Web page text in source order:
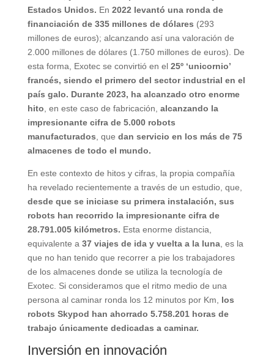
Estados Unidos. En 2022 levantó una ronda de
financiación de 335 millones de dólares (293
millones de euros); alcanzando así una valoración de
2.000 millones de dólares (1.750 millones de euros). De
esta forma, Exotec se convirtió en el 25º ‘unicornio’
francés, siendo el primero del sector industrial en el
país galo. Durante 2023, ha alcanzado otro enorme
hito , en este caso de fabricación, alcanzando la
impresionante cifra de 5.000 robots
manufacturados , que dan servicio en los más de 75
almacenes de todo el mundo.
En este contexto de hitos y cifras, la propia compañía
ha revelado recientemente a través de un estudio, que,
desde que se iniciase su primera instalación, sus
robots han recorrido la impresionante cifra de
28.791.005 kilómetros. Esta enorme distancia,
equivalente a 37 viajes de ida y vuelta a la luna, es la
que no han tenido que recorrer a pie los trabajadores
de los almacenes donde se utiliza la tecnología de
Exotec. Si consideramos que el ritmo medio de una
persona al caminar ronda los 12 minutos por Km, los
robots Skypod han ahorrado 5.758.201 horas de
trabajo únicamente dedicadas a caminar.
Inversión en innovación